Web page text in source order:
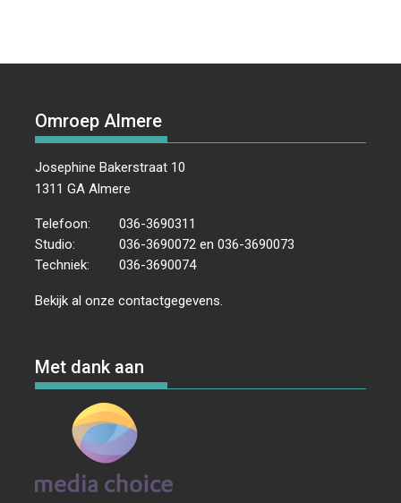
Omroep Almere
Josephine Bakerstraat 10
1311 GA Almere
Telefoon:
036-3690311
Studio:
036-3690072 en 036-3690073
Techniek:
036-3690074
Bekijk al onzecontactgegevens.
Met dank aan